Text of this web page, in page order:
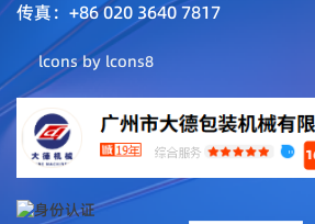
传真：+86 020 3640 7817
lcons by lcons8